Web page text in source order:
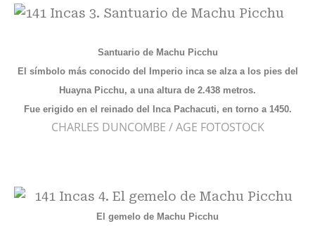
Santuario de Machu Picchu
El símbolo más conocido del Imperio inca se alza a los pies del
Huayna Picchu, a una altura de 2.438 metros.
Fue erigido en el reinado del Inca Pachacuti, en torno a 1450.
CHARLES DUNCOMBE / AGE FOTOSTOCK
El gemelo de Machu Picchu